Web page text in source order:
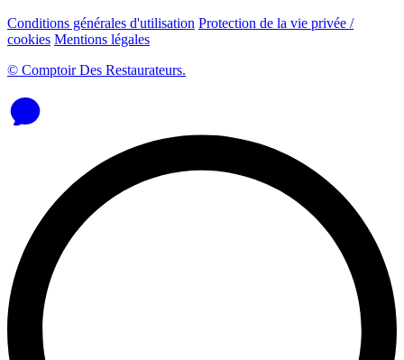
Conditions générales d'utilisation Protection de la vie privée /
cookies Mentions légales
© Comptoir Des Restaurateurs.